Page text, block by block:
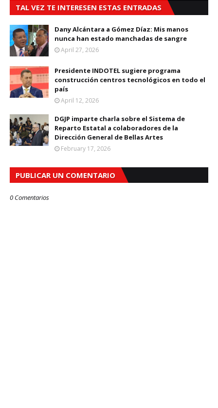
TAL VEZ TE INTERESEN ESTAS ENTRADAS
Dany Alcántara a Gómez Díaz: Mis manos
nunca han estado manchadas de sangre
April 27, 2026
Presidente INDOTEL sugiere programa
construcción centros tecnológicos en todo el
país
April 12, 2026
DGJP imparte charla sobre el Sistema de
Reparto Estatal a colaboradores de la
Dirección General de Bellas Artes
February 17, 2026
PUBLICAR UN COMENTARIO
0 Comentarios